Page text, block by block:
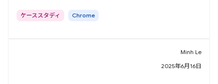
ケーススタディ Chrome
Minh Le
2025年6月16日